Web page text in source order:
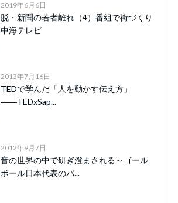
2019年6月6日
脱・新聞の若者離れ（4）番組で街づくり
中海テレビ
2013年7月16日
TEDで学んだ「人を動かす伝え方」
――TEDxSap...
2012年9月7日
音の世界の中で研ぎ澄まされる～ゴール
ボール日本代表のパ...